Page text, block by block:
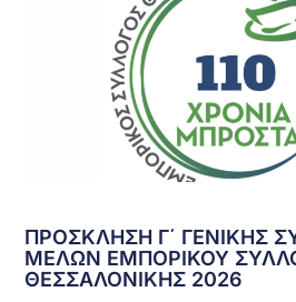
ΠΡΟΣΚΛΗΣΗ Γ΄ ΓΕΝΙΚΗΣ
ΜΕΛΩΝ ΕΜΠΟΡΙΚΟΥ
ΘΕΣΣΑΛΟΝΙΚΗΣ 2026